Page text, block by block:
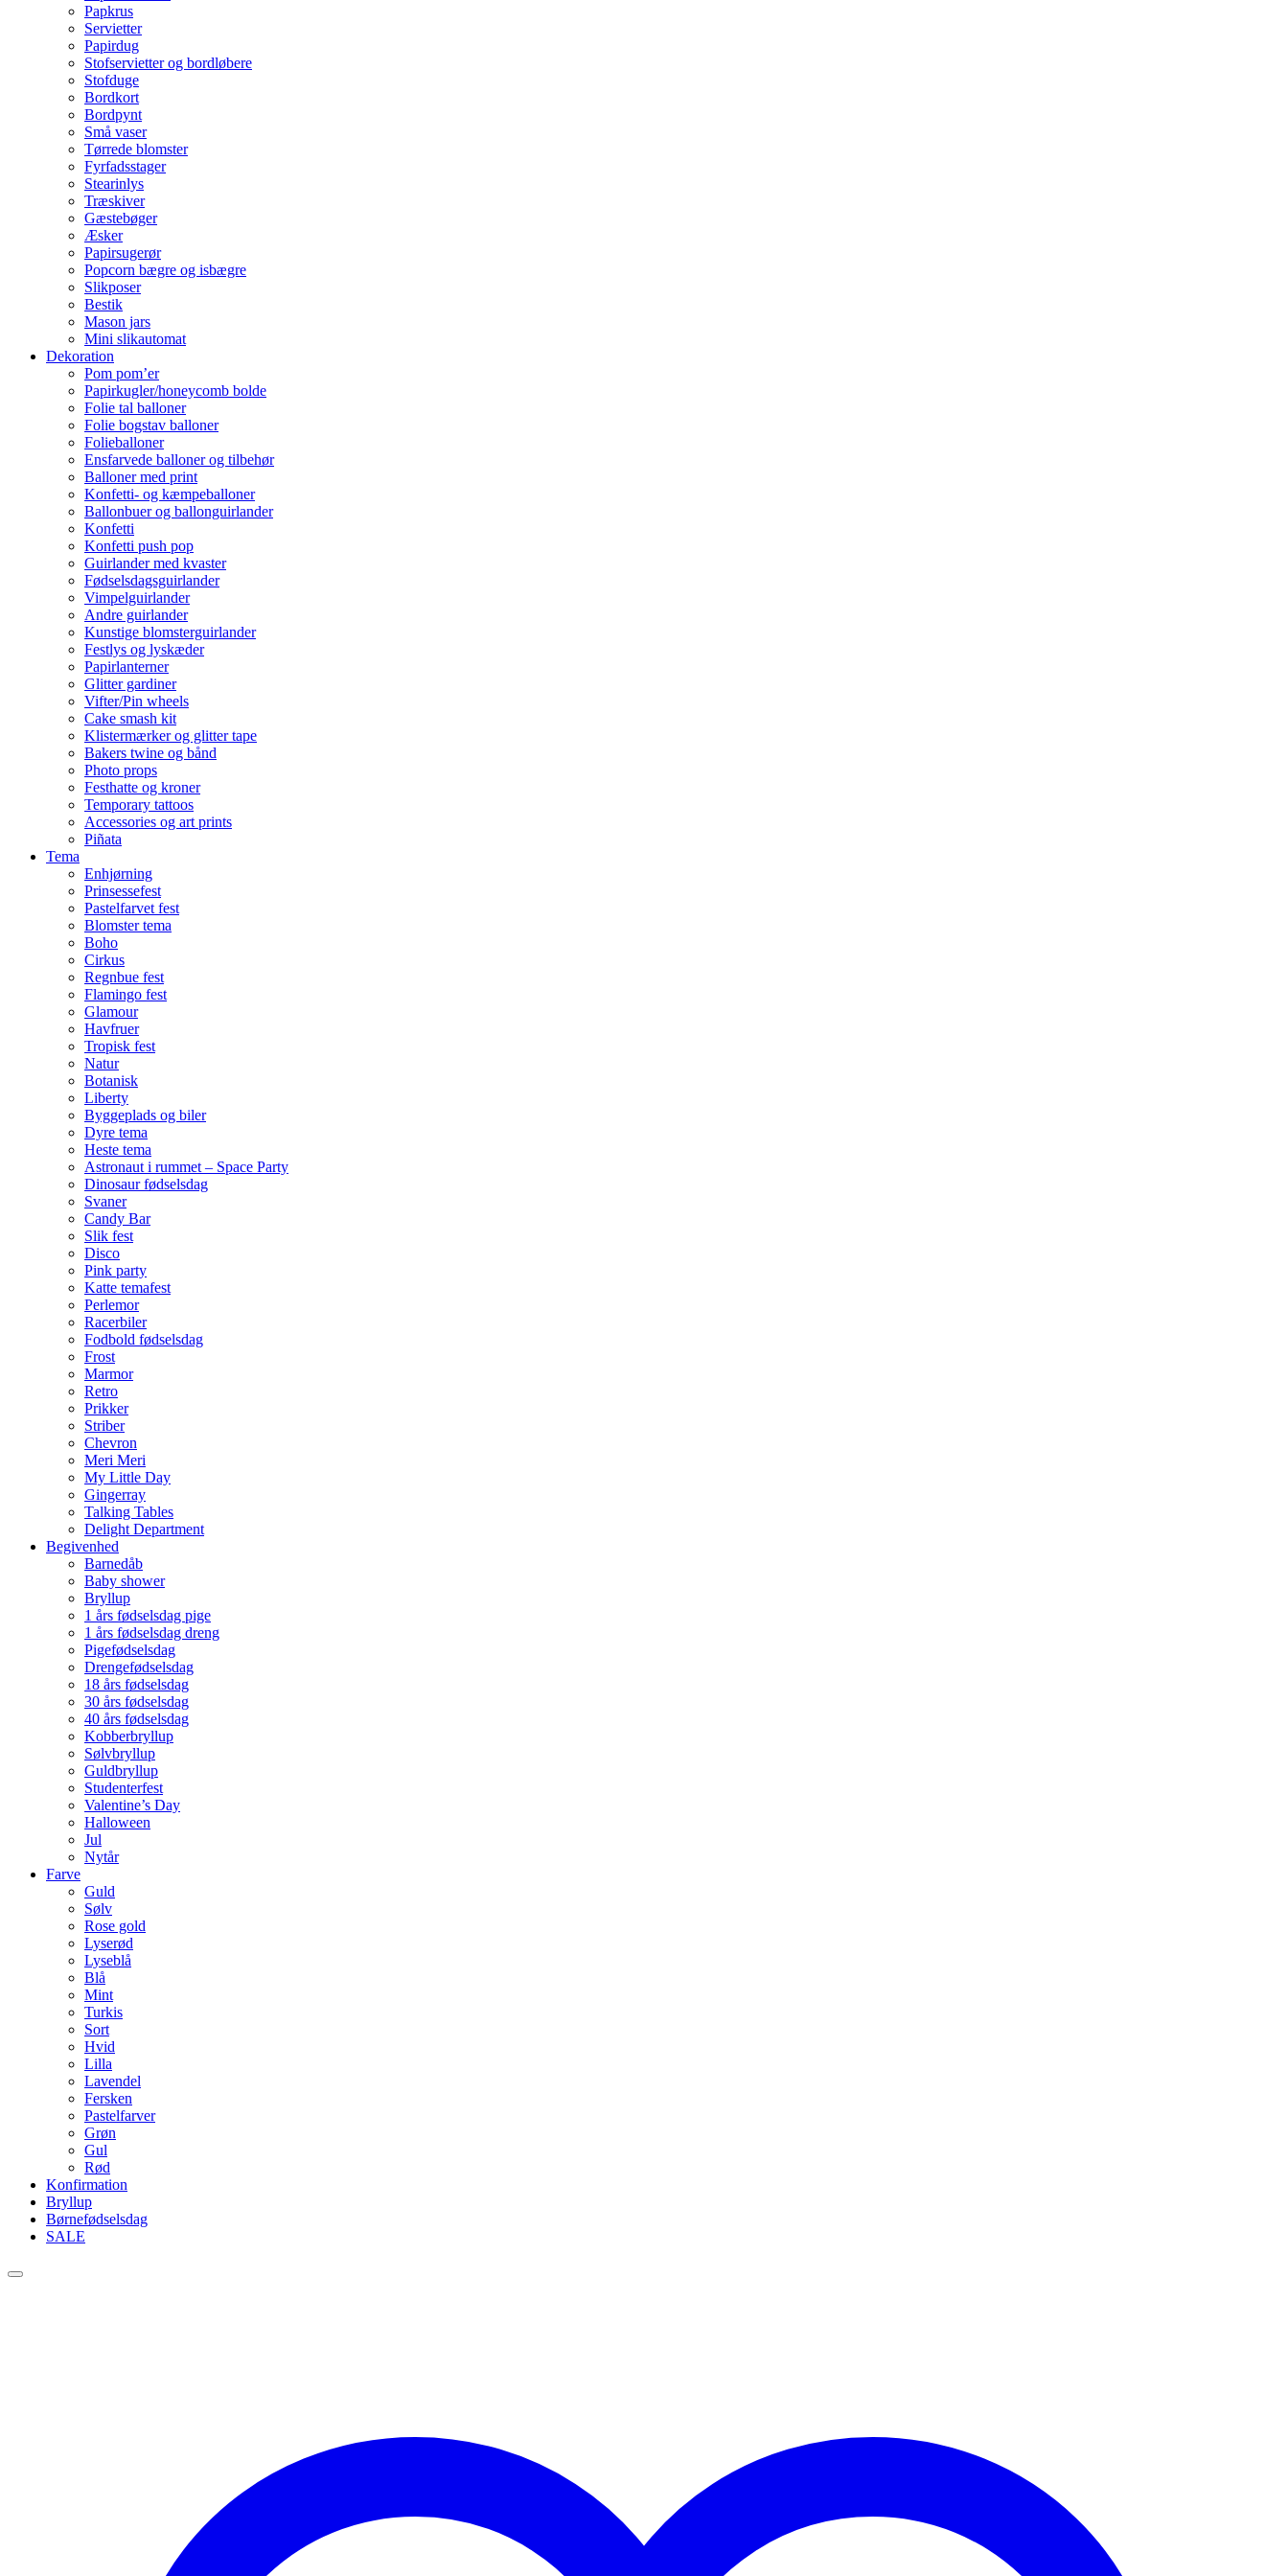
Papkrus
Servietter
Papirdug
Stofservietter og bordløbere
Stofduge
Bordkort
Bordpynt
Små vaser
Tørrede blomster
Fyrfadsstager
Stearinlys
Træskiver
Gæstebøger
Æsker
Papirsugerør
Popcorn bægre og isbægre
Slikposer
Bestik
Mason jars
Mini slikautomat
Dekoration
Pom pom’er
Papirkugler/honeycomb bolde
Folie tal balloner
Folie bogstav balloner
Folieballoner
Ensfarvede balloner og tilbehør
Balloner med print
Konfetti- og kæmpeballoner
Ballonbuer og ballonguirlander
Konfetti
Konfetti push pop
Guirlander med kvaster
Fødselsdagsguirlander
Vimpelguirlander
Andre guirlander
Kunstige blomsterguirlander
Festlys og lyskæder
Papirlanterner
Glitter gardiner
Vifter/Pin wheels
Cake smash kit
Klistermærker og glitter tape
Bakers twine og bånd
Photo props
Festhatte og kroner
Temporary tattoos
Accessories og art prints
Piñata
Tema
Enhjørning
Prinsessefest
Pastelfarvet fest
Blomster tema
Boho
Cirkus
Regnbue fest
Flamingo fest
Glamour
Havfruer
Tropisk fest
Natur
Botanisk
Liberty
Byggeplads og biler
Dyre tema
Heste tema
Astronaut i rummet – Space Party
Dinosaur fødselsdag
Svaner
Candy Bar
Slik fest
Disco
Pink party
Katte temafest
Perlemor
Racerbiler
Fodbold fødselsdag
Frost
Marmor
Retro
Prikker
Striber
Chevron
Meri Meri
My Little Day
Gingerray
Talking Tables
Delight Department
Begivenhed
Barnedåb
Baby shower
Bryllup
1 års fødselsdag pige
1 års fødselsdag dreng
Pigefødselsdag
Drengefødselsdag
18 års fødselsdag
30 års fødselsdag
40 års fødselsdag
Kobberbryllup
Sølvbryllup
Guldbryllup
Studenterfest
Valentine’s Day
Halloween
Jul
Nytår
Farve
Guld
Sølv
Rose gold
Lyserød
Lyseblå
Blå
Mint
Turkis
Sort
Hvid
Lilla
Lavendel
Fersken
Pastelfarver
Grøn
Gul
Rød
Konfirmation
Bryllup
Børnefødselsdag
SALE